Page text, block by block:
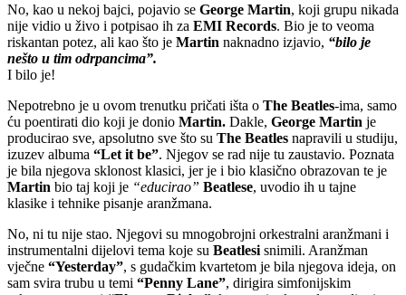
No, kao u nekoj bajci, pojavio se George Martin, koji grupu nikada
nije vidio u živo i potpisao ih za EMI Records. Bio je to veoma
riskantan potez, ali kao što je Martin naknadno izjavio, “bilo je
nešto u tim odrpancima”.
I bilo je!
Nepotrebno je u ovom trenutku pričati išta o The Beatles-ima, samo
ću poentirati dio koji je donio Martin. Dakle, George Martin je
producirao sve, apsolutno sve što su The Beatles napravili u studiju,
izuzev albuma “Let it be”. Njegov se rad nije tu zaustavio. Poznata
je bila njegova sklonost klasici, jer je i bio klasično obrazovan te je
Martin bio taj koji je “educirao” Beatlese, uvodio ih u tajne
klasike i tehnike pisanje aranžmana.
No, ni tu nije stao. Njegovi su mnogobrojni orkestralni aranžmani i
instrumentalni dijelovi tema koje su Beatlesi snimili. Aranžman
vječne “Yesterday”, s gudačkim kvartetom je bila njegova ideja, on
sam svira trubu u temi “Penny Lane”, dirigira simfonijskim